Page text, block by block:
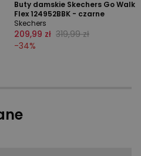
Buty damskie Skechers Go Walk
Flex 124952BBK - czarne
Skechers
209,99 zł 319,99 zł
-34%